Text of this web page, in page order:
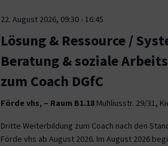
22. August 2026, 09:30- 16:45
Lösung & Ressource /
Beratung & soziale
zum Coach DGfC
Förde vhs, – Raum B1.18 Muhliusstr. 29/31,
Dritte Weiterbildung zum Coach nach den
Förde vhs ab August 2026. Im August 2026